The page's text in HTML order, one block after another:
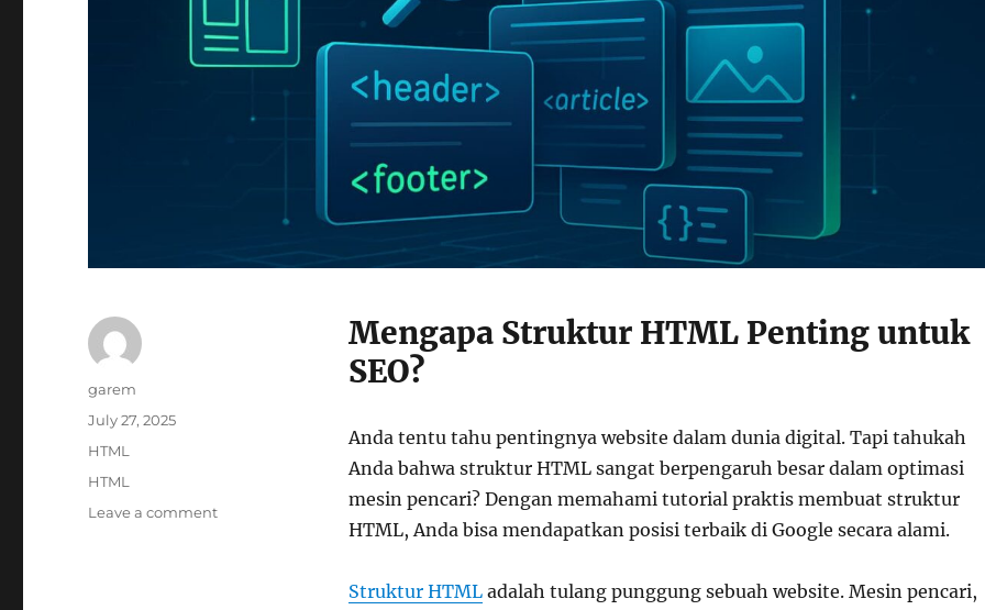
Mengapa Struktur HTML Penting untuk
SEO?
Anda tentu tahu pentingnya website dalam dunia digital. Tapi tahukah
Anda bahwa struktur HTML sangat berpengaruh besar dalam optimasi
mesin pencari? Dengan memahami tutorial praktis membuat struktur
HTML, Anda bisa mendapatkan posisi terbaik di Google secara alami.
Struktur HTMLadalah tulang punggung sebuah website. Mesin pencari,
Author
garem
Posted
July 27, 2025
Categories
HTML
Tags
HTML
Leave a commenton